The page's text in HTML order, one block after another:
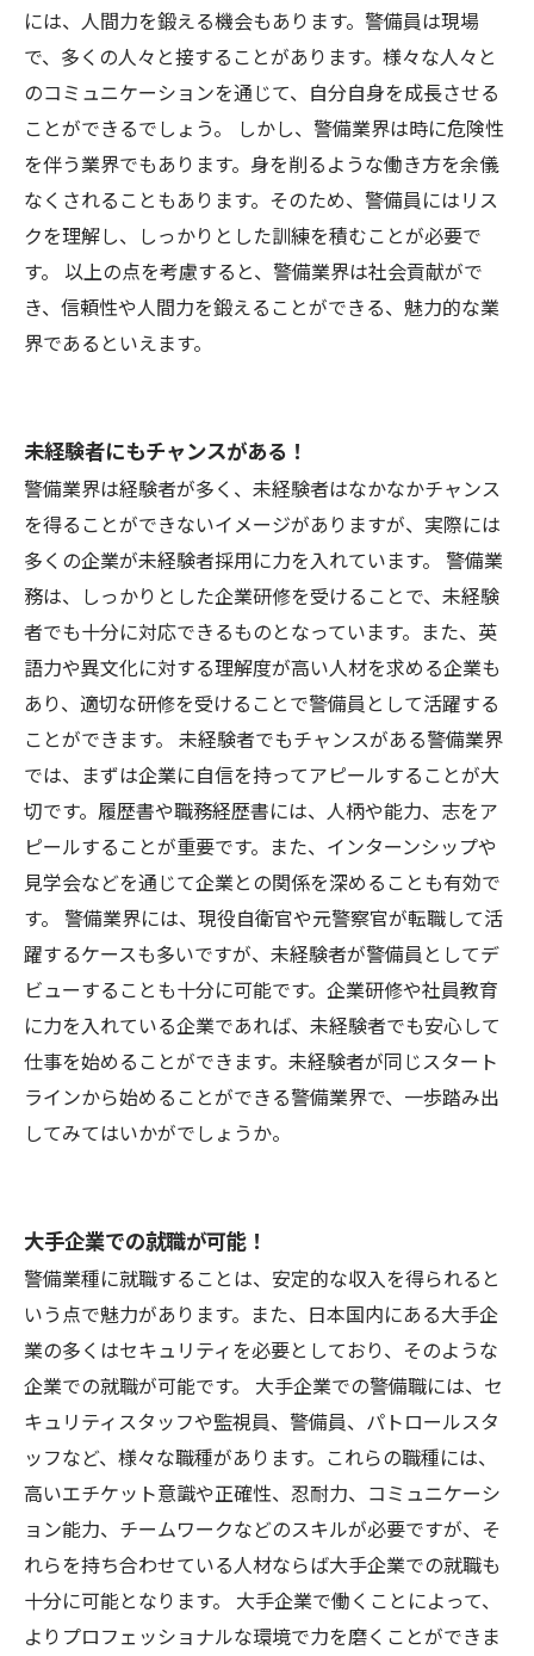
には、人間力を鍛える機会もあります。警備員は現場
で、多くの人々と接することがあります。様々な人々と
のコミュニケーションを通じて、自分自身を成長させる
ことができるでしょう。 しかし、警備業界は時に危険性
を伴う業界でもあります。身を削るような働き方を余儀
なくされることもあります。そのため、警備員にはリス
クを理解し、しっかりとした訓練を積むことが必要で
す。 以上の点を考慮すると、警備業界は社会貢献がで
き、信頼性や人間力を鍛えることができる、魅力的な業
界であるといえます。
未経験者にもチャンスがある！
警備業界は経験者が多く、未経験者はなかなかチャンス
を得ることができないイメージがありますが、実際には
多くの企業が未経験者採用に力を入れています。 警備業
務は、しっかりとした企業研修を受けることで、未経験
者でも十分に対応できるものとなっています。また、英
語力や異文化に対する理解度が高い人材を求める企業も
あり、適切な研修を受けることで警備員として活躍する
ことができます。 未経験者でもチャンスがある警備業界
では、まずは企業に自信を持ってアピールすることが大
切です。履歴書や職務経歴書には、人柄や能力、志をア
ピールすることが重要です。また、インターンシップや
見学会などを通じて企業との関係を深めることも有効で
す。 警備業界には、現役自衛官や元警察官が転職して活
躍するケースも多いですが、未経験者が警備員としてデ
ビューすることも十分に可能です。企業研修や社員教育
に力を入れている企業であれば、未経験者でも安心して
仕事を始めることができます。未経験者が同じスタート
ラインから始めることができる警備業界で、一歩踏み出
してみてはいかがでしょうか。
大手企業での就職が可能！
警備業種に就職することは、安定的な収入を得られると
いう点で魅力があります。また、日本国内にある大手企
業の多くはセキュリティを必要としており、そのような
企業での就職が可能です。 大手企業での警備職には、セ
キュリティスタッフや監視員、警備員、パトロールスタ
ッフなど、様々な職種があります。これらの職種には、
高いエチケット意識や正確性、忍耐力、コミュニケーシ
ョン能力、チームワークなどのスキルが必要ですが、そ
れらを持ち合わせている人材ならば大手企業での就職も
十分に可能となります。 大手企業で働くことによって、
よりプロフェッショナルな環境で力を磨くことができま